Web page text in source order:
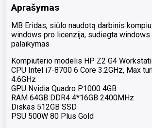
Aprašymas
MB Eridas, siūlo naudotą darbinis
windows pro licenzija, sudiegta windows
palaikymas
Kompiuterio modelis HP Z2 G4
CPU Intel i7-8700 6 Core 3.2GHz, Max
4.6GHz
GPU Nvidia Quadro P1000 4GB
RAM 64GB DDR4 4*16GB 2400MHz
Diskas 512GB SSD
PSU 500W 80 Plus Gold